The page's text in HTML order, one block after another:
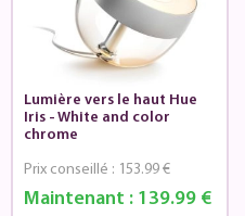
Lumière vers le haut Hue
Iris - White and color
chrome
Maintenant : 139.99 €
Prix conseillé : 153.99 €